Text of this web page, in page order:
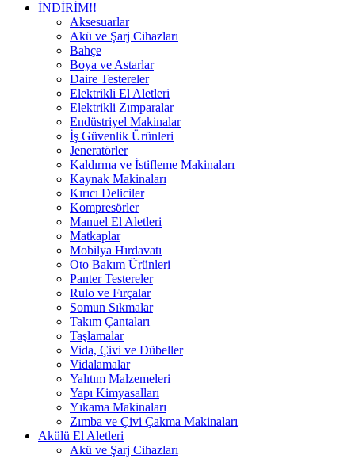
İNDİRİM!!
Aksesuarlar
Akü ve Şarj Cihazları
Bahçe
Boya ve Astarlar
Daire Testereler
Elektrikli El Aletleri
Elektrikli Zımparalar
Endüstriyel Makinalar
İş Güvenlik Ürünleri
Jeneratörler
Kaldırma ve İstifleme Makinaları
Kaynak Makinaları
Kırıcı Deliciler
Kompresörler
Manuel El Aletleri
Matkaplar
Mobilya Hırdavatı
Oto Bakım Ürünleri
Panter Testereler
Rulo ve Fırçalar
Somun Sıkmalar
Takım Çantaları
Taşlamalar
Vida, Çivi ve Dübeller
Vidalamalar
Yalıtım Malzemeleri
Yapı Kimyasalları
Yıkama Makinaları
Zımba ve Çivi Çakma Makinaları
Akülü El Aletleri
Akü ve Şarj Cihazları